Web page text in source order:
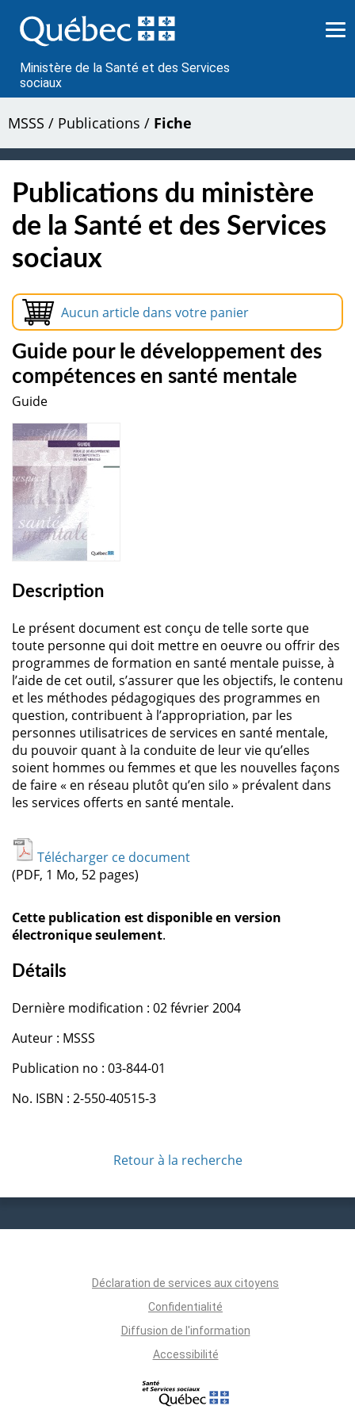
au
contenu
Ministère de la Santé et des Services
sociaux
MSSS / Publications / Fiche
Publications du ministère
de la Santé et des Services
sociaux
Aucun article dans votre panier
Guide pour le développement des
compétences en santé mentale
Guide
Description
Le présent document est conçu de telle sorte que
toute personne qui doit mettre en oeuvre ou offrir des
programmes de formation en santé mentale puisse, à
l’aide de cet outil, s’assurer que les objectifs, le contenu
et les méthodes pédagogiques des programmes en
question, contribuent à l’appropriation, par les
personnes utilisatrices de services en santé mentale,
du pouvoir quant à la conduite de leur vie qu’elles
soient hommes ou femmes et que les nouvelles façons
de faire « en réseau plutôt qu’en silo » prévalent dans
les services offerts en santé mentale.
Télécharger ce document
(PDF, 1 Mo, 52 pages)
Cette publication est disponible en version
électronique seulement.
Détails
Dernière modification : 02 février 2004
Auteur : MSSS
Publication no : 03-844-01
No. ISBN : 2-550-40515-3
Retour à la recherche
Déclaration de services aux citoyens
Confidentialité
Diffusion de l'information
Accessibilité